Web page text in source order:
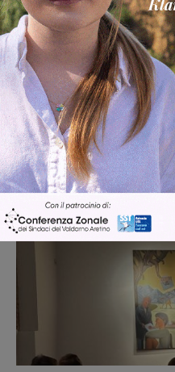
Articolo precedente
Coronavirus, Enrico Rossi: “Misure
proporzionate ed eventualmente
progressive”
Ultime Notizie